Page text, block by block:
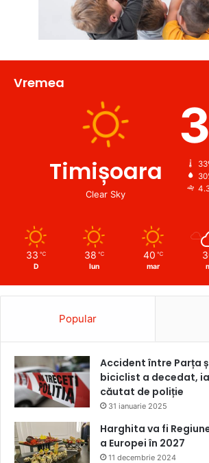
Vremea
Timișoara
Clear Sky
33 ℃
D
38 ℃
lun
40 ℃
mar
Popular
Accident între Parța
biciclist a decedat,
căutat de poliție
31 ianuarie 2025
Harghita va fi
a Europei în 2027
11 decembrie 2024